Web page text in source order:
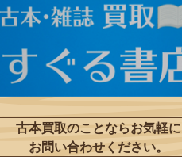
古本買取のことならお気軽に
お問い合わせください。